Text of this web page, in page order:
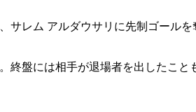
レム アルダウサリに先制ゴール
盤には相手が退場者を出したこと